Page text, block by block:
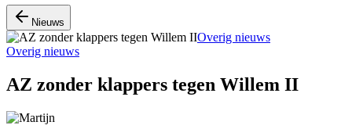
Nieuws
Overig nieuws
Overig nieuws
AZ zonder klappers tegen Willem II